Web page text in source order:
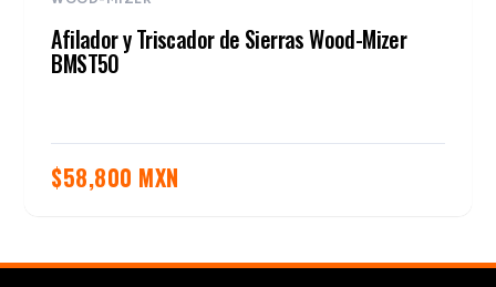
Afilador y Triscador de Sierras Wood-Mizer
BMST50
$58,800 MXN